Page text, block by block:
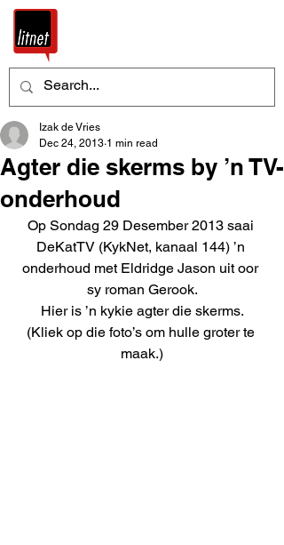
Agter die skerms by ’n TV-
onderhoud
Izak de Vries
Dec 24, 2013 1 min read
Op Sondag 29 Desember 2013 saai
DeKatTV (KykNet, kanaal 144) ’n
onderhoud met Eldridge Jason uit oor
sy roman Gerook.
Hier is ’n kykie agter die skerms.
(Kliek op die foto’s om hulle groter te
maak.)